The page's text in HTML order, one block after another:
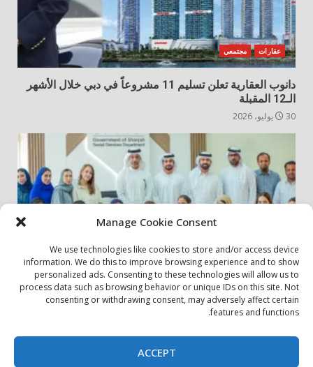
Manage Cookie Consent
We use technologies like cookies to store and/or access device
information. We do this to improve browsing experience and to show
personalized ads. Consenting to these technologies will allow us to
process data such as browsing behavior or unique IDs on this site. Not
consenting or withdrawing consent, may adversely affect certain
features and functions.
ACCEPT
عقارات مجتمعي
دانوب العقارية تعلن تسليم 11 مشروعاً في دبي خلال الأشهر
الـ12 المقبلة
30 يوليو، 2026
أخبار المجتمع مجتمعي
الشارقة لإدارة الأصول تنظم زيارة إلى دار رعاية المسنين